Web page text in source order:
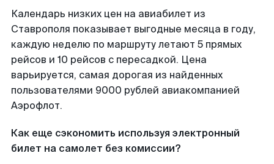
Календарь низких цен на авиабилет из
Ставрополя показывает выгодные месяца в году,
каждую неделю по маршруту летают 5 прямых
рейсов и 10 рейсов с пересадкой. Цена
варьируется, самая дорогая из найденных
пользователями 9000 рублей авиакомпанией
Аэрофлот.
Как еще сэкономить используя электронный
билет на самолет без комиссии?